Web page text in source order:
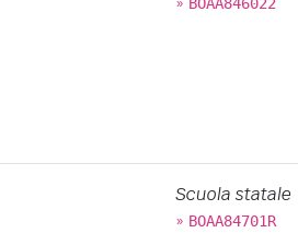
Scuola statale
» BOAA84701R